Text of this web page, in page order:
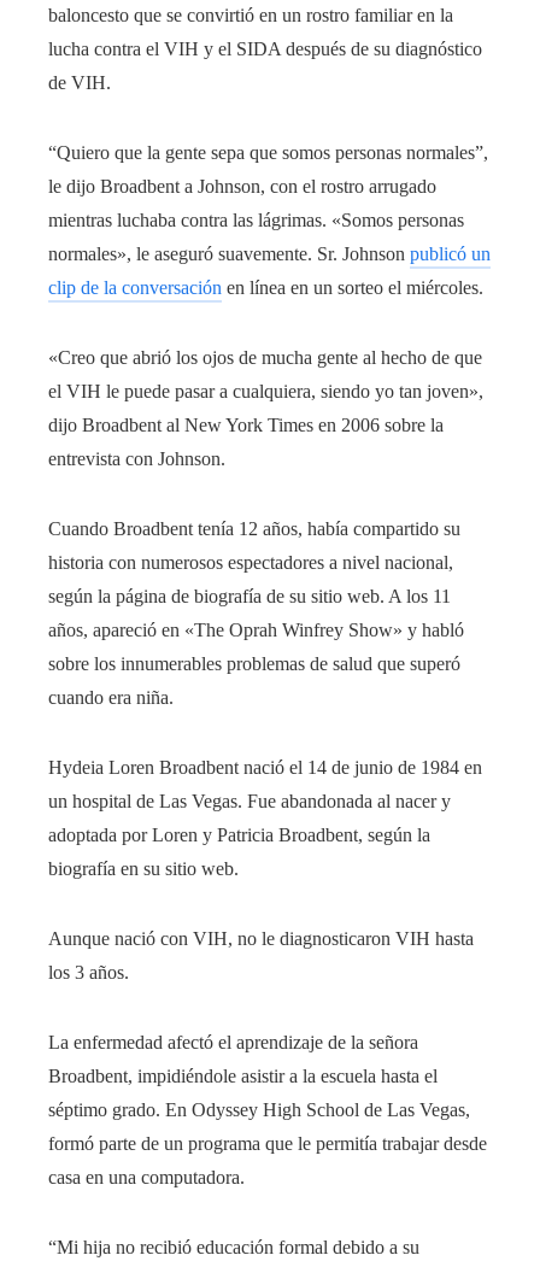
baloncesto que se convirtió en un rostro familiar en la
lucha contra el VIH y el SIDA después de su diagnóstico
de VIH.
“Quiero que la gente sepa que somos personas normales”,
le dijo Broadbent a Johnson, con el rostro arrugado
mientras luchaba contra las lágrimas. «Somos personas
normales», le aseguró suavemente. Sr. Johnson publicó un
clip de la conversación en línea en un sorteo el miércoles.
«Creo que abrió los ojos de mucha gente al hecho de que
el VIH le puede pasar a cualquiera, siendo yo tan joven»,
dijo Broadbent al New York Times en 2006 sobre la
entrevista con Johnson.
Cuando Broadbent tenía 12 años, había compartido su
historia con numerosos espectadores a nivel nacional,
según la página de biografía de su sitio web. A los 11
años, apareció en «The Oprah Winfrey Show» y habló
sobre los innumerables problemas de salud que superó
cuando era niña.
Hydeia Loren Broadbent nació el 14 de junio de 1984 en
un hospital de Las Vegas. Fue abandonada al nacer y
adoptada por Loren y Patricia Broadbent, según la
biografía en su sitio web.
Aunque nació con VIH, no le diagnosticaron VIH hasta
los 3 años.
La enfermedad afectó el aprendizaje de la señora
Broadbent, impidiéndole asistir a la escuela hasta el
séptimo grado. En Odyssey High School de Las Vegas,
formó parte de un programa que le permitía trabajar desde
casa en una computadora.
“Mi hija no recibió educación formal debido a su